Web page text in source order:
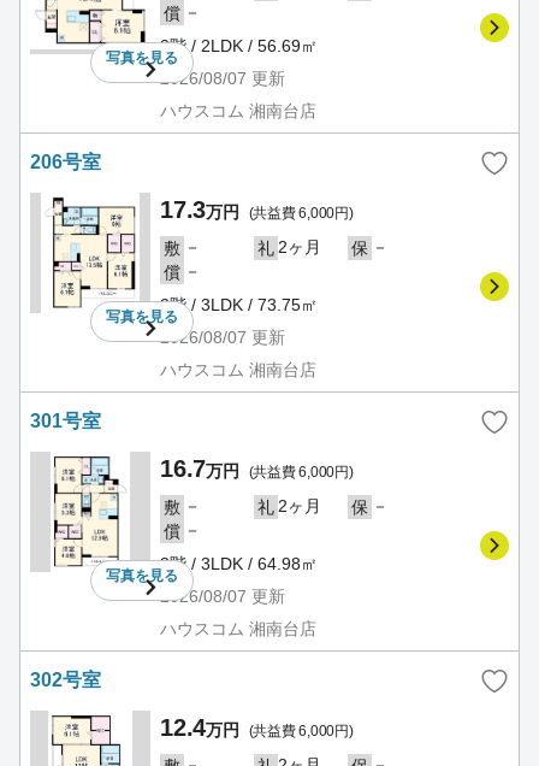
写真を見る
償 －
2階 / 2LDK / 56.69㎡
2026/08/07 更新
ハウスコム 湘南台店
206号室
写真を見る
17.3万円 (共益費 6,000円)
敷 － 礼 2ヶ月 保 －
償 －
2階 / 3LDK / 73.75㎡
2026/08/07 更新
ハウスコム 湘南台店
301号室
写真を見る
16.7万円 (共益費 6,000円)
敷 － 礼 2ヶ月 保 －
償 －
3階 / 3LDK / 64.98㎡
2026/08/07 更新
ハウスコム 湘南台店
302号室
12.4万円 (共益費 6,000円)